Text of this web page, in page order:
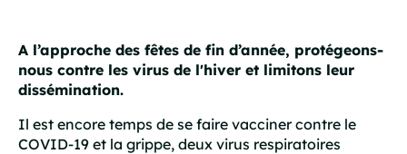
A l’approche des fêtes de fin d’année, protégeons-
nous contre les virus de l'hiver et limitons leur
dissémination.
Il est encore temps de se faire vacciner contre le
COVID-19 et la grippe, deux virus respiratoires